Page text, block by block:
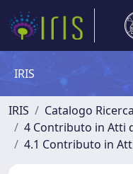
IRIS
IRIS
Catalogo Ricerca
4 Contributo in Atti
4.1 Contributo in